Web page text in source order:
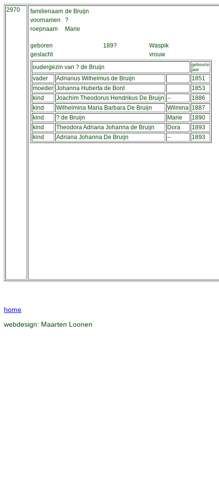
2970 familienaam de Bruijn
voornamen
?
roepnaam
Marie
geboren 189?
Waspik
geslacht
vrouw
oudergezin van ? de Bruijn
geboorte
jaar
vader Adrianus Wilhelmus de Bruijn
1851
moeder Johanna Huberta de Bont
1853
kind
Joachim Theodorus Hendrikus De Bruijn --
1886
kind
Wilhelmina Maria Barbara De Bruijn Wilmina 1887
kind
? de Bruijn Marie
1890
kind
Theodora Adriana Johanna de Bruijn Dora
1893
kind
Adriana Johanna De Bruijn -- 1893
home
webdesign: Maarten Loonen